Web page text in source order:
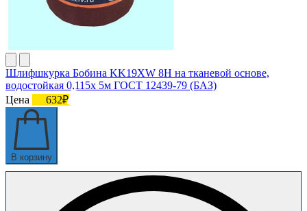
Шлифшкурка Бобина KK19XW 8H на тканевой основе,
водостойкая 0,115х 5м ГОСТ 12439-79 (БАЗ)
Цена
632₽
В корзину